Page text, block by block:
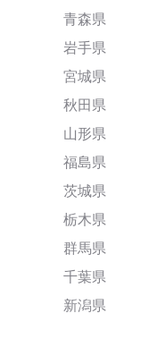
青森県
岩手県
宮城県
秋田県
山形県
福島県
茨城県
栃木県
群馬県
千葉県
新潟県